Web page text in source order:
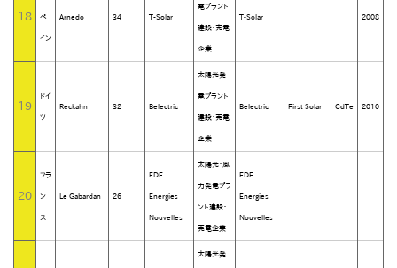
18 ペ
イン
Arnedo 34 T-Solar
電プラント
建設・売電
企業
T-Solar 2008
19
ドイ
ツ
Reckahn 32 Belectric
太陽光発
電プラント
建設・売電
企業
Belectric First Solar CdTe 2010
20
フラ
ン
ス
Le Gabardan 26
EDF
Energies
Nouvelles
太陽光・風
力発電プラ
ント建設・
売電企業
EDF
Energies
Nouvelles
太陽光発